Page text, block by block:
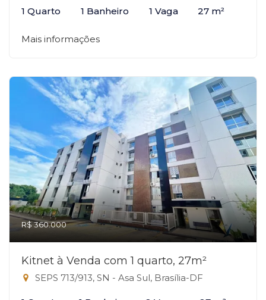
1 Quarto 1 Banheiro 1 Vaga 27 m²
Mais informações
R$ 360.000
Kitnet à Venda com 1 quarto, 27m²
SEPS 713/913, SN - Asa Sul, Brasília-DF